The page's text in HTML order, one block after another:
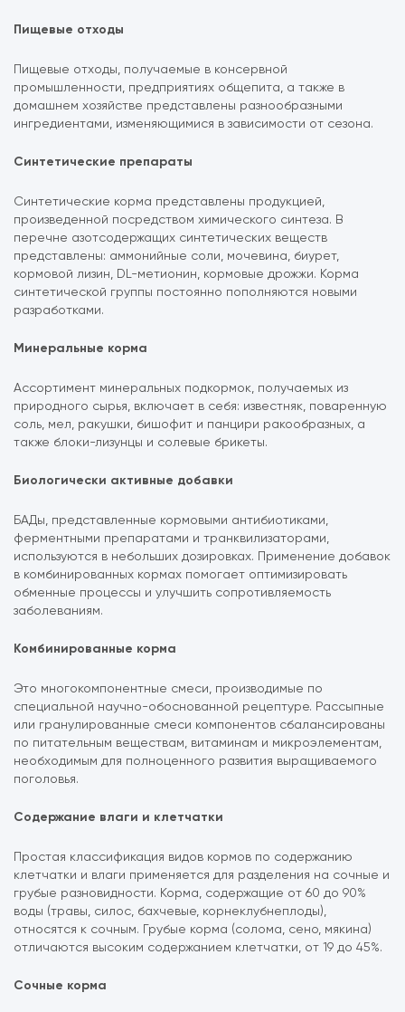
Пищевые отходы
Пищевые отходы, получаемые в консервной
промышленности, предприятиях общепита, а также в
домашнем хозяйстве представлены разнообразными
ингредиентами, изменяющимися в зависимости от сезона.
Синтетические препараты
Синтетические корма представлены продукцией,
произведенной посредством химического синтеза. В
перечне азотсодержащих синтетических веществ
представлены: аммонийные соли, мочевина, биурет,
кормовой лизин, DL-метионин, кормовые дрожжи. Корма
синтетической группы постоянно пополняются новыми
разработками.
Минеральные корма
Ассортимент минеральных подкормок, получаемых из
природного сырья, включает в себя: известняк, поваренную
соль, мел, ракушки, бишофит и панцири ракообразных, а
также блоки-лизунцы и солевые брикеты.
Биологически активные добавки
БАДы, представленные кормовыми антибиотиками,
ферментными препаратами и транквилизаторами,
используются в небольших дозировках. Применение добавок
в комбинированных кормах помогает оптимизировать
обменные процессы и улучшить сопротивляемость
заболеваниям.
Комбинированные корма
Это многокомпонентные смеси, производимые по
специальной научно-обоснованной рецептуре. Рассыпные
или гранулированные смеси компонентов сбалансированы
по питательным веществам, витаминам и микроэлементам,
необходимым для полноценного развития выращиваемого
поголовья.
Содержание влаги и клетчатки
Простая классификация видов кормов по содержанию
клетчатки и влаги применяется для разделения на сочные и
грубые разновидности. Корма, содержащие от 60 до 90%
воды (травы, силос, бахчевые, корнеклубнеплоды),
относятся к сочным. Грубые корма (солома, сено, мякина)
отличаются высоким содержанием клетчатки, от 19 до 45%.
Сочные корма